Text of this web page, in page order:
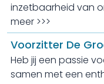
inzetbaarheid van
meer >>>
Voorzitter De
Heb jij een passie
samen met een